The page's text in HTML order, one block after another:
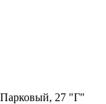
Парковый, 27 "Г"